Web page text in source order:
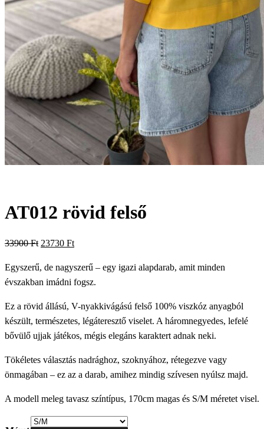
AT012 rövid felső
33900Ft Original
was:
33900 Ft.
23730 FtCurrent
is:
23730 Ft.
Egyszerű, de nagyszerű – egy igazi alapdarab, amit minden
évszakban imádni fogsz.
Ez a rövid állású, V-nyakkivágású felső 100% viszkóz anyagból
készült, természetes, légáteresztő viselet. A háromnegyedes, lefelé
bővülő ujjak játékos, mégis elegáns karaktert adnak neki.
Tökéletes választás nadrághoz, szoknyához, rétegezve vagy
önmagában – ez az a darab, amihez mindig szívesen nyúlsz majd.
A modell meleg tavasz színtípus, 170cm magas és S/M méretet visel.